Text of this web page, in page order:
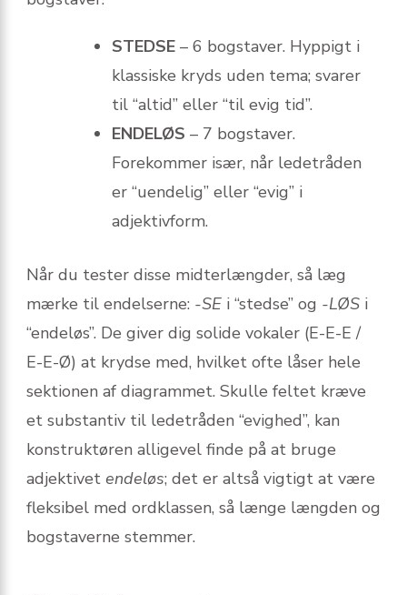
STEDSE – 6 bogstaver. Hyppigt i
klassiske kryds uden tema; svarer
til “altid” eller “til evig tid”.
ENDELØS – 7 bogstaver.
Forekommer især, når ledetråden
er “uendelig” eller “evig” i
adjektivform.
Når du tester disse midterlængder, så læg
mærke til endelserne: -SE i “stedse” og -LØS i
“endeløs”. De giver dig solide vokaler (E-E-E /
E-E-Ø) at krydse med, hvilket ofte låser hele
sektionen af diagrammet. Skulle feltet kræve
et substantiv til ledetråden “evighed”, kan
konstruktøren alligevel finde på at bruge
adjektivet endeløs; det er altså vigtigt at være
fleksibel med ordklassen, så længe længden og
bogstaverne stemmer.